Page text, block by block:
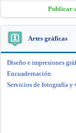
Publicar
Artes gráficas
Diseño e impresiones
Encuadernación
Servicios de fotografía y